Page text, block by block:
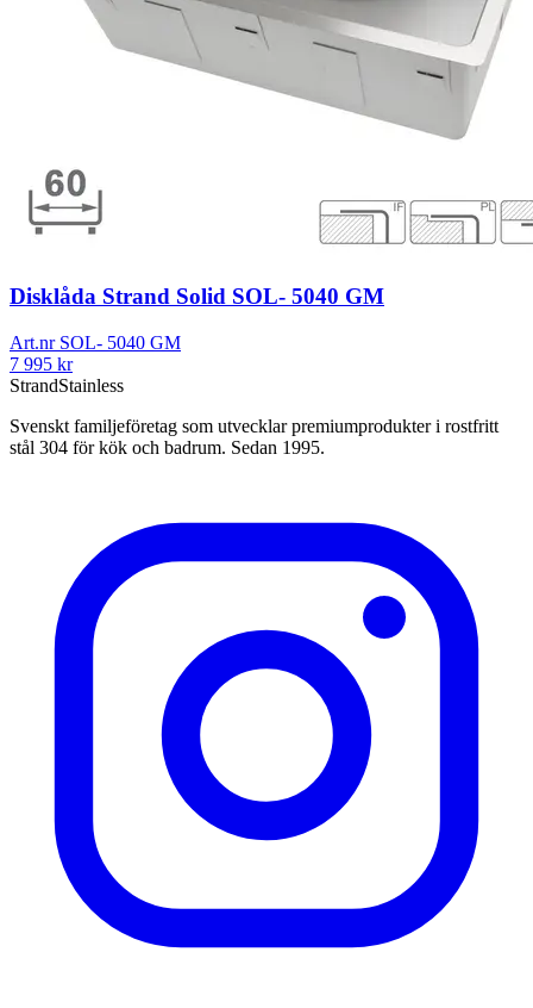
Disklåda Strand Solid SOL- 5040 GM
Art.nr SOL- 5040 GM
7 995 kr
StrandStainless
Svenskt familjeföretag som utvecklar premiumprodukter i rostfritt
stål 304 för kök och badrum. Sedan 1995.